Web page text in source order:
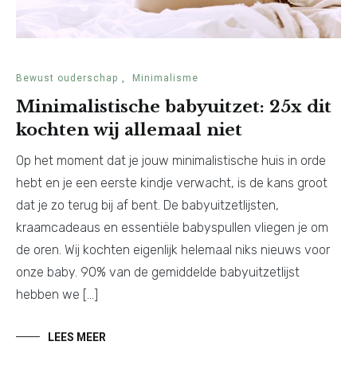
Bewust ouderschap , Minimalisme
Minimalistische babyuitzet: 25x dit
kochten wij allemaal niet
Op het moment dat je jouw minimalistische huis in orde
hebt en je een eerste kindje verwacht, is de kans groot
dat je zo terug bij af bent. De babyuitzetlijsten,
kraamcadeaus en essentiële babyspullen vliegen je om
de oren. Wij kochten eigenlijk helemaal niks nieuws voor
onze baby. 90% van de gemiddelde babyuitzetlijst
hebben we […]
LEES MEER